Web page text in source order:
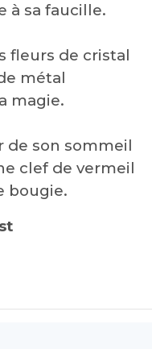
à sa faucille.
fleurs de cristal
métal
magie.
de son sommeil
clef de vermeil
bougie.